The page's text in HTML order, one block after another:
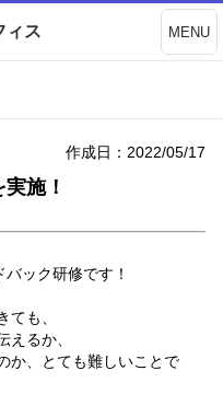
ィス MENU
作成日：2022/05/17
施！
ック研修です！
も、
えるか、
か、とても難しいことで